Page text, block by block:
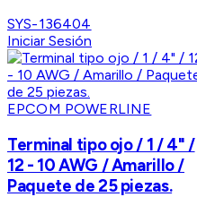
SYS-136404
Iniciar Sesión
EPCOM POWERLINE
Terminal tipo ojo / 1 / 4" /
12 - 10 AWG / Amarillo /
Paquete de 25 piezas.